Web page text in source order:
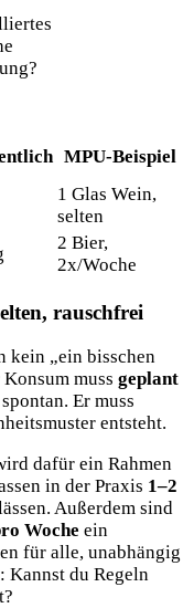
MPU-Beispiel
1 Glas Wein,
selten
2 Bier,
2x/Woche
rauschfrei
kein „ein bisschen
muss geplant
Er muss
entsteht.
dafür ein Rahmen
in der Praxis 1–2
Außerdem sind
Woche ein
für alle, unabhängig
Kannst du Regeln